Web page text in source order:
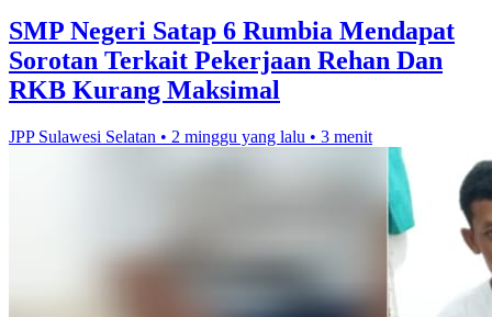
SMP Negeri Satap 6 Rumbia Mendapat
Sorotan Terkait Pekerjaan Rehan Dan
RKB Kurang Maksimal
JPP Sulawesi Selatan • 2 minggu yang lalu • 3 menit